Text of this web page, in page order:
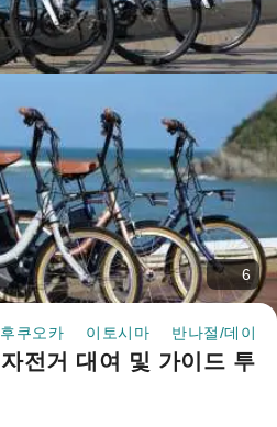
6
후쿠오카 이토시마 반나절/데이
전거 대여 및 가이드 투